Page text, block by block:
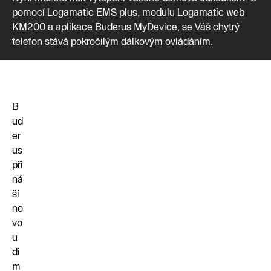
pomocí Logamatic EMS plus, modulu Logamatic web
KM200 a aplikace Buderus MyDevice, se Váš chytrý
telefon stává pokročilým dálkovým ovládáním.
B
ud
er
us
při
ná
ší
no
vo
u
di
m